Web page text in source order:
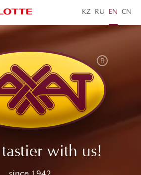
KZ RU EN ZH
with us!